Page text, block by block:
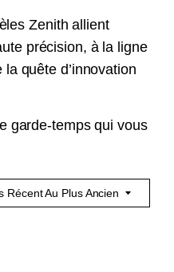
Zenith allient
précision, à la ligne
quête d’innovation
garde-temps qui vous
Récent Au Plus Ancien